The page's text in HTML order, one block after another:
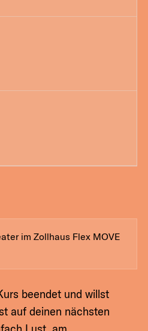
im Zollhaus Flex MOVE
beendet und willst
auf deinen nächsten